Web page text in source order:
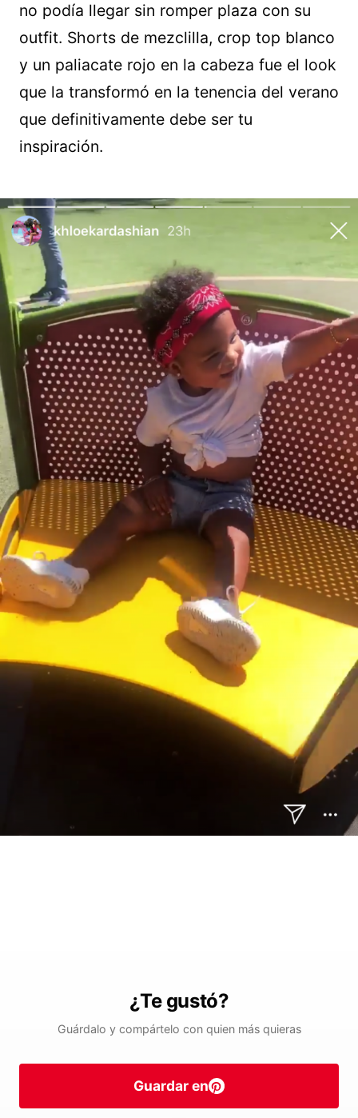
no podía llegar sin romper plaza con su
outfit. Shorts de mezclilla, crop top blanco
y un paliacate rojo en la cabeza fue el look
que la transformó en la tenencia del verano
que definitivamente debe ser tu
inspiración.
¿Te gustó?
Guárdalo y compártelo con quien más quieras
Guardar en